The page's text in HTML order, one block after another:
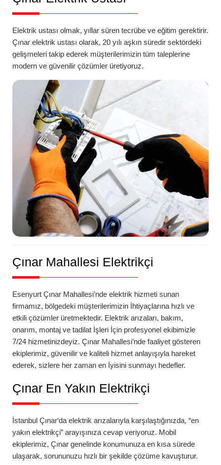
Elektrik ustası olmak, yıllar süren tecrübe ve eğitim gerektirir.
Çınar elektrik ustası olarak, 20 yılı aşkın süredir sektördeki
gelişmeleri takip ederek müşterilerimizin tüm taleplerine
modern ve güvenilir çözümler üretiyoruz.
Çınar Mahallesi Elektrikçi
Esenyurt Çınar Mahallesi’nde elektrik hizmeti sunan
firmamız, bölgedeki müşterilerimizin İhtiyaçlarına hızlı ve
etkili çözümler üretmektedir. Elektrik arızaları, bakım,
onarım, montaj ve tadilat İşleri İçin profesyonel ekibimizle
7/24 hizmetinizdeyiz. Çınar Mahallesi’nde faaliyet gösteren
ekiplerimiz, güvenilir ve kaliteli hizmet anlayışıyla hareket
ederek, sizlere her zaman en İyisini sunmayı hedefler.
Çınar En Yakın Elektrikçi
İstanbul Çınar‘da elektrik arızalarıyla karşılaştığınızda, “en
yakın elektrikçi” arayışınıza cevap veriyoruz. Mobil
ekiplerimiz, Çınar genelinde konumunuza en kısa sürede
ulaşarak, sorununuzu hızlı bir şekilde çözüme kavuşturur.